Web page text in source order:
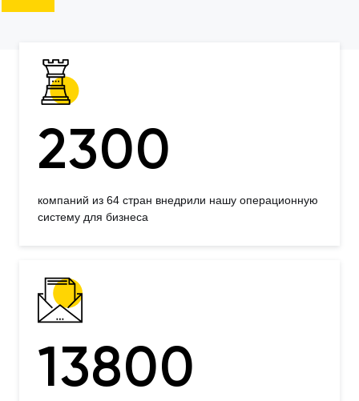
2300
компаний из 64 стран внедрили нашу операционную
систему для бизнеса
13800